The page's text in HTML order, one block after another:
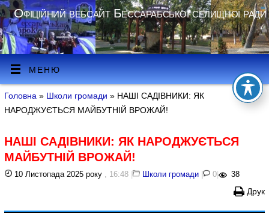
Офіційний вебсайт Бессарабської селищної ради
МЕНЮ
Головна » Школи громади » НАШІ САДІВНИКИ: ЯК
НАРОДЖУЄТЬСЯ МАЙБУТНІЙ ВРОЖАЙ!
НАШІ САДІВНИКИ: ЯК НАРОДЖУЄТЬСЯ
МАЙБУТНІЙ ВРОЖАЙ!
10 Листопада 2025 року , 16:48 | Школи громади | 0 | 38
Друк